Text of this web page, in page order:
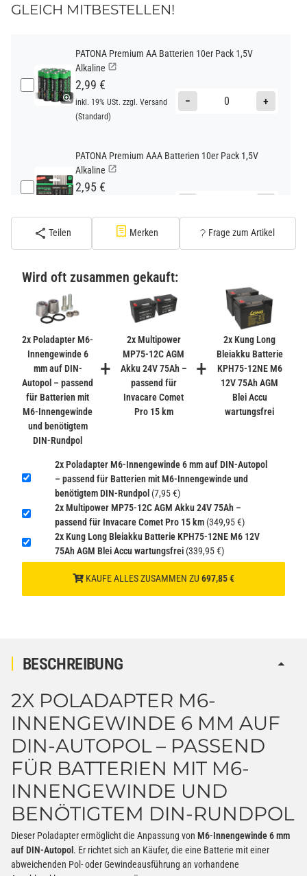
GLEICH MITBESTELLEN!
PATONA Premium AA Batterien 10er Pack 1,5V
Alkaline
2,99 €
inkl. 19% USt. zzgl. Versand
(Standard)
− +
PATONA Premium AAA Batterien 10er Pack 1,5V
Alkaline
2,95 €
(Standard)
Lithium
inkl. 19% USt. zzgl.Versand
(Gefahrgut UN3090 Versand
gem. SV188 ADR)
+
Verbatim Cool'n'Go AirJet Handventilator 4000mAh
Grau Lila
22,95 €
inkl. 19% USt. zzgl.
(Gefahrgut UN3480 Versand
Verbatim Cool'n'Go AirJet Handventilator Weiß Silber
4000mAh
22,95 €
inkl. 19% USt. zzgl.Versand
(Gefahrgut UN3480 Versand
−
Teilen Merken Frage zum Artikel
Wird oft zusammen gekauft:
2x Poladapter M6-
Innengewinde 6
mm auf DIN-
Autopol – passend
für Batterien mit
M6-Innengewinde
und benötigtem
DIN-Rundpol
+
2x Multipower
MP75-12C AGM
Akku 24V 75Ah –
passend für
Invacare Comet
Pro 15 km
+
2x Kung Long
Bleiakku Batterie
KPH75-12NE M6
12V 75Ah AGM
Blei Accu
wartungsfrei
2x Poladapter M6-Innengewinde 6 mm auf DIN-Autopol
– passend für Batterien mit M6-Innengewinde und
benötigtem DIN-Rundpol (7,95 €)
2x Multipower MP75-12C AGM Akku 24V 75Ah –
passend für Invacare Comet Pro 15 km (349,95 €)
2x Kung Long Bleiakku Batterie KPH75-12NE M6 12V
75Ah AGM Blei Accu wartungsfrei (339,95 €)
KAUFE ALLES ZUSAMMEN ZU 697,85 €
BESCHREIBUNG
2X POLADAPTER M6-
INNENGEWINDE 6 MM AUF
DIN-AUTOPOL – PASSEND
FÜR BATTERIEN MIT M6-
INNENGEWINDE UND
BENÖTIGTEM DIN-RUNDPOL
Dieser Poladapter ermöglicht die Anpassung von M6-Innengewinde 6 mm
auf DIN-Autopol. Er richtet sich an Käufer, die eine Batterie mit einer
abweichenden Pol- oder Gewindeausführung an vorhandene